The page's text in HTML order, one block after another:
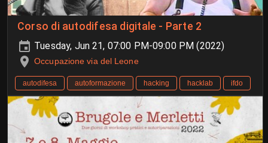
Corso di autodifesa digitale - Parte 2
Tuesday, Jun 21, 07:00 PM-09:00 PM (2022)
Occupazione via del Leone
autodifesa autoformazione hacking hacklab ifdo